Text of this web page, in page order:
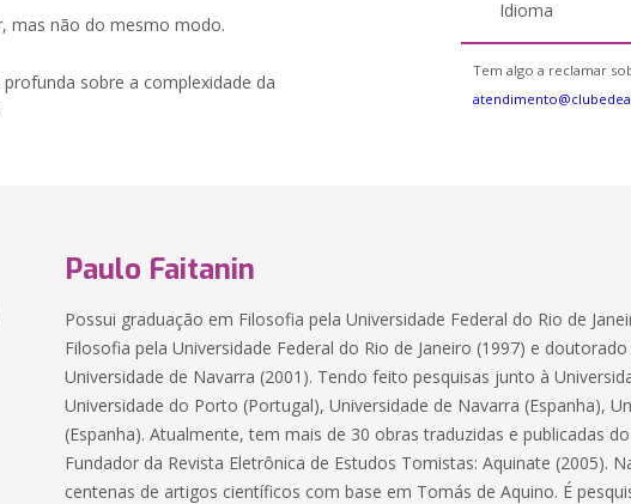
mas não do mesmo modo.
sobre a complexidade da
Idioma
Tem algo a reclamar
Paulo Faitanin
Possui graduação em Filosofia pela Universidade Federal do Rio de
Filosofia pela Universidade Federal do Rio de Janeiro (1997) e
Universidade de Navarra (2001). Tendo feito pesquisas junto à
Universidade do Porto (Portugal), Universidade de Navarra (Espanha),
(Espanha). Atualmente, tem mais de 30 obras traduzidas e publicadas
Fundador da Revista Eletrônica de Estudos Tomistas: Aquinate (2005).
centenas de artigos científicos com base em Tomás de Aquino. É